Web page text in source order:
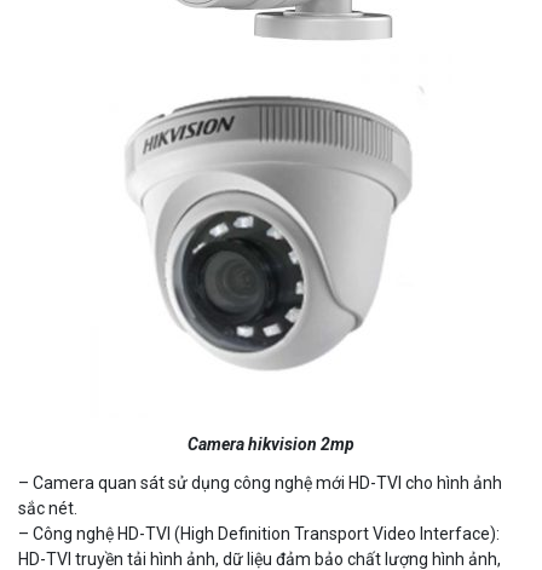
Camera hikvision 2mp
– Camera quan sát sử dụng công nghệ mới HD-TVI cho hình ảnh
sắc nét.
– Công nghệ HD-TVI (High Definition Transport Video Interface):
HD-TVI truyền tải hình ảnh, dữ liệu đảm bảo chất lượng hình ảnh,
Camera Wifi thông minh EZVIZ H6c Pro 3M 2K Tặng thẻ 64G